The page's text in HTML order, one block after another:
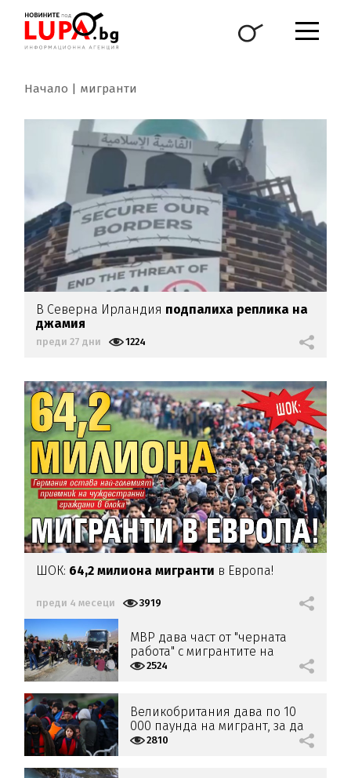
Начало мигранти
В Северна Ирландия подпалиха реплика на
джамия
преди 27 дни 1224
ШОК: 64,2 милиона мигранти в Европа!
преди 4 месеци 3919
МВР дава част от "черната
работа" с мигрантите на
омбудсмана
2524
Великобритания дава по 10
000 паунда на мигрант, за да
напусне страната
2810